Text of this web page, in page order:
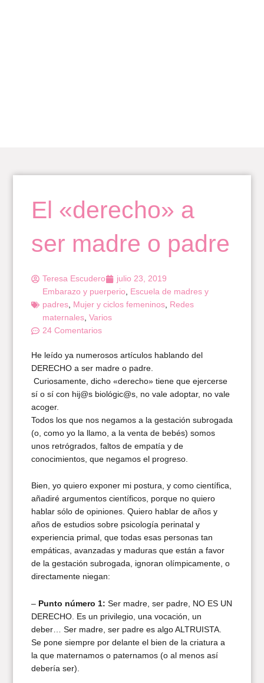
El «derecho» a
ser madre o padre
Teresa Escudero
julio 23, 2019
Embarazo y puerperio
Escuela de madres y
padres, Mujer y ciclos femeninos, Redes
maternales, Varios
24 Comentarios
He leído ya numerosos artículos hablando del
DERECHO a ser madre o padre.
Curiosamente, dicho «derecho» tiene que ejercerse
sí o sí con hij@s biológic@s, no vale adoptar, no vale
acoger.
Todos los que nos negamos a la gestación subrogada
(o, como yo la llamo, a la venta de bebés) somos
unos retrógrados, faltos de empatía y de
conocimientos, que negamos el progreso.
Bien, yo quiero exponer mi postura, y como científica,
añadiré argumentos científicos, porque no quiero
hablar sólo de opiniones. Quiero hablar de años y
años de estudios sobre psicología perinatal y
experiencia primal, que todas esas personas tan
empáticas, avanzadas y maduras que están a favor
de la gestación subrogada, ignoran olímpicamente, o
directamente niegan:
–Punto número 1: Ser madre, ser padre, NO ES UN
DERECHO. Es un privilegio, una vocación, un
deber… Ser madre, ser padre es algo ALTRUISTA.
Se pone siempre por delante el bien de la criatura a
la que maternamos o paternamos (o al menos así
debería ser).